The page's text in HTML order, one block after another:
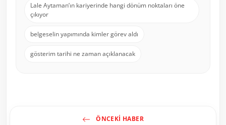
Lale Aytaman’ın kariyerinde hangi dönüm noktaları öne
çıkıyor
belgeselin yapımında kimler görev aldı
gösterim tarihi ne zaman açıklanacak
ÖNCEKI HABER